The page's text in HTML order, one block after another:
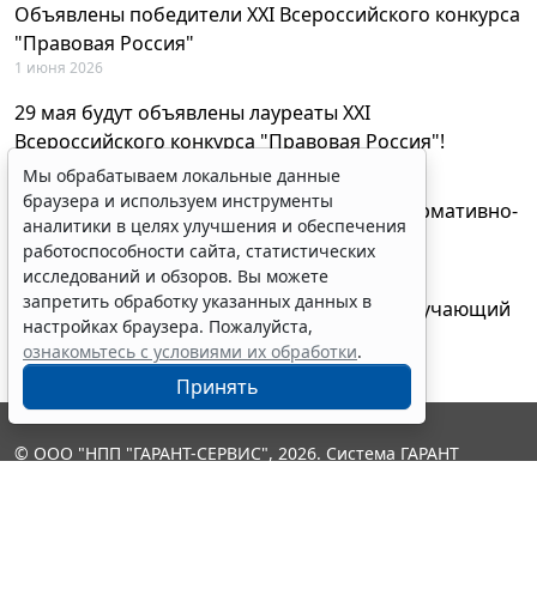
Объявлены победители XXI Всероссийского конкурса
"Правовая Россия"
1 июня 2026
29 мая будут объявлены лауреаты XXI
Всероссийского конкурса "Правовая Россия"!
27 мая 2026
AI-ассистент Искра теперь анализирует нормативно-
техническую документацию
28 апреля 2026
"ГАРАНТ Электронный экспресс" провел обучающий
вебинар по работе с AI-ассистентом Искра
23 апреля 2026
Мы обрабатываем локальные данные
браузера и используем инструменты
аналитики в целях улучшения и обеспечения
работоспособности сайта, статистических
исследований и обзоров. Вы можете
запретить обработку указанных данных в
настройках браузера. Пожалуйста,
ознакомьтесь с условиями их обработки.
Принять
© ООО "НПП "ГАРАНТ-СЕРВИС", 2026. Система ГАРАНТ